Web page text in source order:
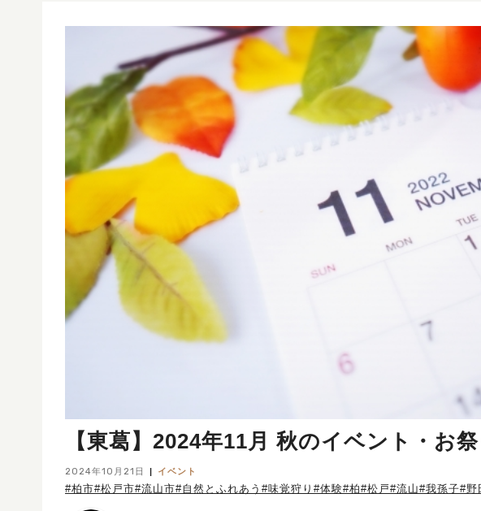
【東葛】2024年11月 秋のイベント・お
2024年10月21日 イベント
#柏市#松戸市#流山市#自然とふれあう #味覚狩り #体験#柏#松戸#流山#我孫子#野